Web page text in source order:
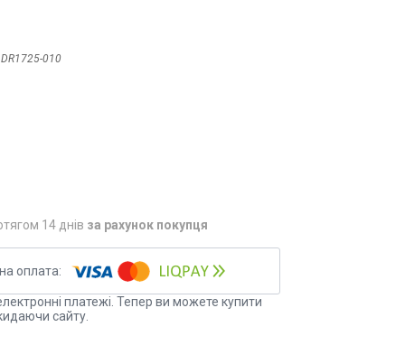
DR1725-010
14 днів за рахунок покупця
платежі. Тепер ви можете купити
сайту.